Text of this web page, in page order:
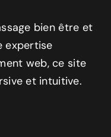
bien être et
expertise
web, ce site
et intuitive.